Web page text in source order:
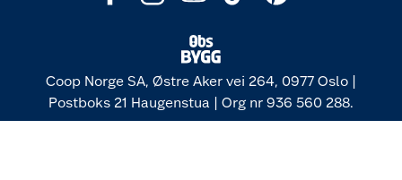
Coop Norge SA, Østre Aker vei 264, 0977 Oslo |
Postboks 21 Haugenstua | Org nr 936 560 288.